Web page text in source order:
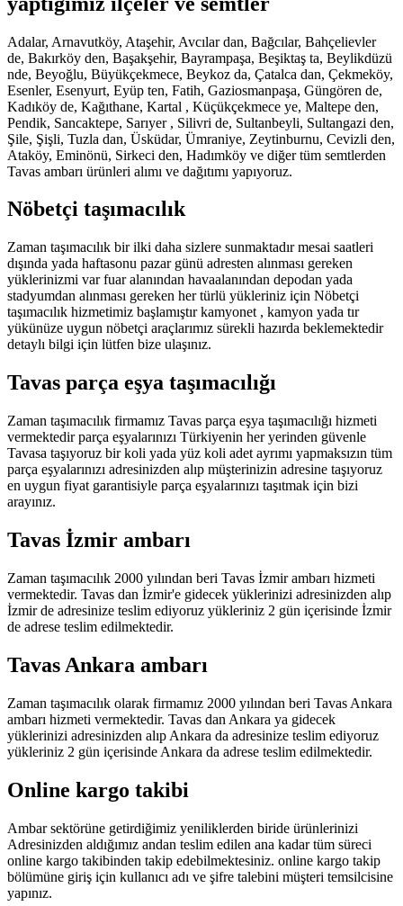
Adalar, Arnavutköy, Ataşehir, Avcılar dan, Bağcılar, Bahçelievler
de, Bakırköy den, Başakşehir, Bayrampaşa, Beşiktaş ta, Beylikdüzü
nde, Beyoğlu, Büyükçekmece, Beykoz da, Çatalca dan, Çekmeköy,
Esenler, Esenyurt, Eyüp ten, Fatih, Gaziosmanpaşa, Güngören de,
Kadıköy de, Kağıthane, Kartal , Küçükçekmece ye, Maltepe den,
Pendik, Sancaktepe, Sarıyer , Silivri de, Sultanbeyli, Sultangazi den,
Şile, Şişli, Tuzla dan, Üsküdar, Ümraniye, Zeytinburnu, Cevizli den,
Ataköy, Eminönü, Sirkeci den, Hadımköy ve diğer tüm semtlerden
Tavas ambarı ürünleri alımı ve dağıtımı yapıyoruz.
Nöbetçi taşımacılık
Zaman taşımacılık bir ilki daha sizlere sunmaktadır mesai saatleri
dışında yada haftasonu pazar günü adresten alınması gereken
yüklerinizmi var fuar alanından havaalanından depodan yada
stadyumdan alınması gereken her türlü yükleriniz için Nöbetçi
taşımacılık hizmetimiz başlamıştır kamyonet , kamyon yada tır
yükünüze uygun nöbetçi araçlarımız sürekli hazırda beklemektedir
detaylı bilgi için lütfen bize ulaşınız.
Tavas parça eşya taşımacılığı
Zaman taşımacılık firmamız Tavas parça eşya taşımacılığı hizmeti
vermektedir parça eşyalarınızı Türkiyenin her yerinden güvenle
Tavasa taşıyoruz bir koli yada yüz koli adet ayrımı yapmaksızın tüm
parça eşyalarınızı adresinizden alıp müşterinizin adresine taşıyoruz
en uygun fiyat garantisiyle parça eşyalarınızı taşıtmak için bizi
arayınız.
Tavas İzmir ambarı
Zaman taşımacılık 2000 yılından beri Tavas İzmir ambarı hizmeti
vermektedir. Tavas dan İzmir'e gidecek yüklerinizi adresinizden alıp
İzmir de adresinize teslim ediyoruz yükleriniz 2 gün içerisinde İzmir
de adrese teslim edilmektedir.
Tavas Ankara ambarı
Zaman taşımacılık olarak firmamız 2000 yılından beri Tavas Ankara
ambarı hizmeti vermektedir. Tavas dan Ankara ya gidecek
yüklerinizi adresinizden alıp Ankara da adresinize teslim ediyoruz
yükleriniz 2 gün içerisinde Ankara da adrese teslim edilmektedir.
Online kargo takibi
Ambar sektörüne getirdiğimiz yeniliklerden biride ürünlerinizi
Adresinizden aldığımız andan teslim edilen ana kadar tüm süreci
online kargo takibinden takip edebilmektesiniz. online kargo takip
bölümüne giriş için kullanıcı adı ve şifre talebini müşteri temsilcisine
yapınız.